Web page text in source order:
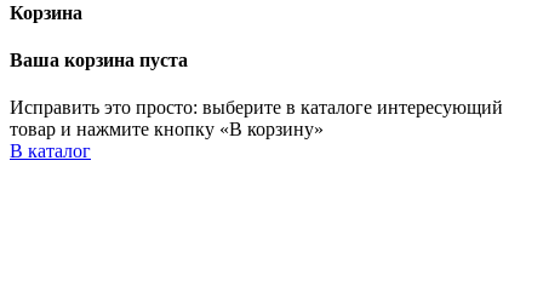
Корзина
Ваша корзина пуста
Исправить это просто: выберите в каталоге интересующий
товар и нажмите кнопку «В корзину»
В каталог